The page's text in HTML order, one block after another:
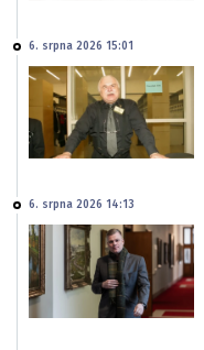
6. srpna 2026 15:01
6. srpna 2026 14:13